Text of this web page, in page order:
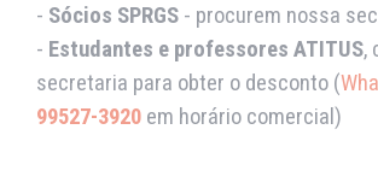
- Sócios SPRGS - procurem nossa
- Estudantes e professores ATITUS,
secretaria para obter o desconto (
99527-3920 em horário comercial)